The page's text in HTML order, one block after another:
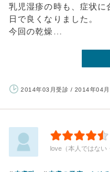
乳児湿疹の時も、症状
日で良くなりました。
今回の乾燥...
2014年03月受診 / 2014年04月
love（本人ではない